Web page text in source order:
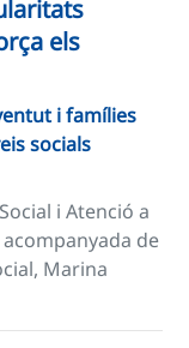
els
i famílies
socials
i Atenció a
de
Marina